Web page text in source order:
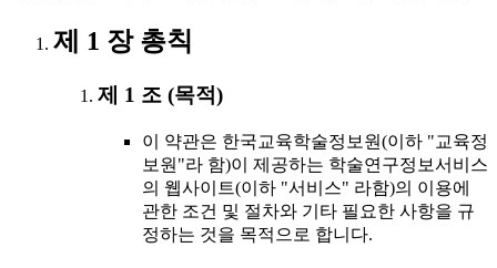
제 1 장 총칙
제 1 조 (목적)
이 약관은 한국교육학술정보원(이하 "교육정
보원"라 함)이 제공하는 학술연구정보서비스
의 웹사이트(이하 "서비스" 라함)의 이용에
관한 조건 및 절차와 기타 필요한 사항을 규
정하는 것을 목적으로 합니다.